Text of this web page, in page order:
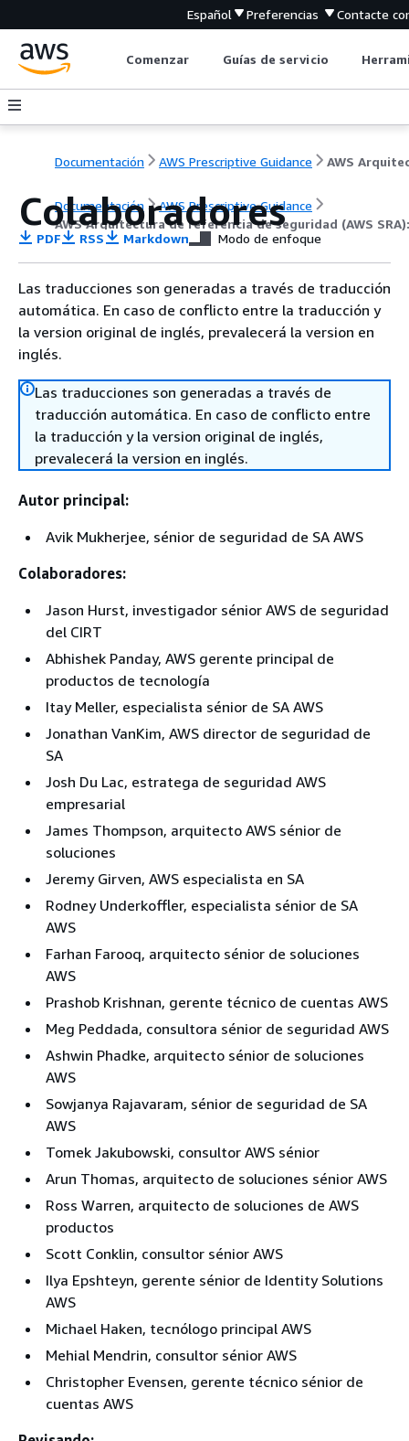
Español Preferencias Contacte
Comenzar Guías de servicio
Documentación AWS Prescriptive Guidance
Documentación
AWS Prescriptive Guidance
AWS Arquitectura de referencia de seguridad (AWS
Colaboradores
PDF RSS Markdown Modo de enfoque
Las traducciones son generadas a través de traducción
automática. En caso de conflicto entre la traducción y
la version original de inglés, prevalecerá la version en
inglés.
Las traducciones son generadas a través de
traducción automática. En caso de conflicto entre
la traducción y la version original de inglés,
prevalecerá la version en inglés.
Autor principal:
Avik Mukherjee, sénior de seguridad de SA AWS
Colaboradores:
Jason Hurst, investigador sénior AWS de seguridad
del CIRT
Abhishek Panday, AWS gerente principal de
productos de tecnología
Itay Meller, especialista sénior de SA AWS
Jonathan VanKim, AWS director de seguridad de
SA
Josh Du Lac, estratega de seguridad AWS
empresarial
James Thompson, arquitecto AWS sénior de
soluciones
Jeremy Girven, AWS especialista en SA
Rodney Underkoffler, especialista sénior de SA
AWS
Farhan Farooq, arquitecto sénior de soluciones
AWS
Prashob Krishnan, gerente técnico de cuentas AWS
Meg Peddada, consultora sénior de seguridad AWS
Ashwin Phadke, arquitecto sénior de soluciones
AWS
Sowjanya Rajavaram, sénior de seguridad de SA
AWS
Tomek Jakubowski, consultor AWS sénior
Arun Thomas, arquitecto de soluciones sénior AWS
Ross Warren, arquitecto de soluciones de AWS
productos
Scott Conklin, consultor sénior AWS
Ilya Epshteyn, gerente sénior de Identity Solutions
AWS
Michael Haken, tecnólogo principal AWS
Mehial Mendrin, consultor sénior AWS
Christopher Evensen, gerente técnico sénior de
cuentas AWS